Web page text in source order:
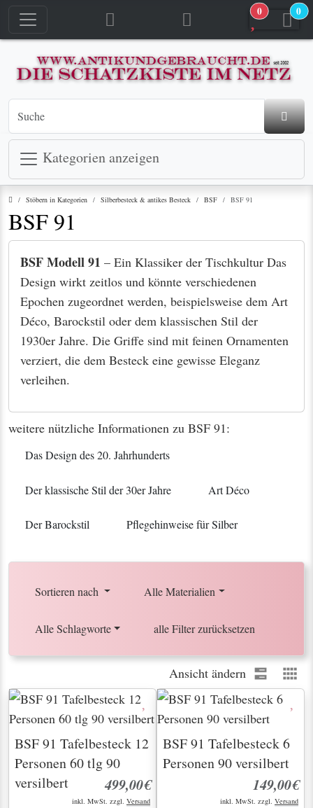
0 0
Kategorien anzeigen
StartseiteStöbern in Kategorien Silberbesteck & antikes Besteck BSF BSF 91
BSF 91
BSF Modell 91 – Ein Klassiker der Tischkultur Das
Design wirkt zeitlos und könnte verschiedenen
Epochen zugeordnet werden, beispielsweise dem Art
Déco, Barockstil oder dem klassischen Stil der
1930er Jahre. Die Griffe sind mit feinen Ornamenten
verziert, die dem Besteck eine gewisse Eleganz
verleihen.
weitere nützliche Informationen zu BSF 91:
Das Design des 20. Jahrhunderts
Der klassische Stil der 30er Jahre Art Déco
Der Barockstil Pflegehinweise für Silber
Sortieren nach Alle Materialien
Alle Schlagworte alle Filter zurücksetzen
Ansicht ändern
BSF 91 Tafelbesteck 12
Personen 60 tlg 90
versilbert
499,00€
inkl. MwSt. zzgl. Versand
BSF 91 Tafelbesteck 6
Personen 90 versilbert
149,00€
inkl. MwSt. zzgl. Versand